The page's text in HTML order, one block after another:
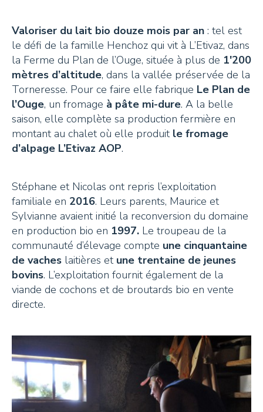
S'INSCRIRE
NOUS SUIVRE
Valoriser du lait bio douze mois par an : tel est
le défi de la famille Henchoz qui vit à L’Etivaz, dans
la Ferme du Plan de l’Ouge, située à plus de 1'200
mètres d’altitude, dans la vallée préservée de la
Torneresse. Pour ce faire elle fabrique Le Plan de
l’Ouge, un fromage à pâte mi-dure. A la belle
saison, elle complète sa production fermière en
montant au chalet où elle produit le fromage
d’alpage L’Etivaz AOP.
Stéphane et Nicolas ont repris l’exploitation
familiale en 2016. Leurs parents, Maurice et
Sylvianne avaient initié la reconversion du domaine
en production bio en 1997. Le troupeau de la
communauté d’élevage compte une cinquantaine
de vaches laitières et une trentaine de jeunes
bovins. L’exploitation fournit également de la
viande de cochons et de broutards bio en vente
directe.